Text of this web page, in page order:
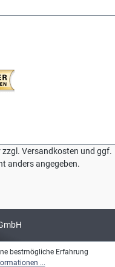
Versandkosten und ggf.
anders angegeben.
bestmögliche Erfahrung
...